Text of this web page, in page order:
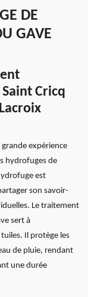
DE
GAVE
Cricq
expérience
hydrofuges de
est
son savoir-
Le traitement
sert à
Il protège les
de pluie, rendant
une durée